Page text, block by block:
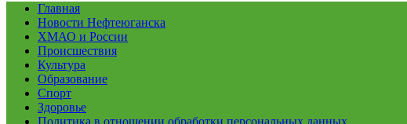
Главная
Новости Нефтеюганска
ХМАО и России
Происшествия
Культура
Образование
Спорт
Здоровье
Политика в отношении обработки персональных данных